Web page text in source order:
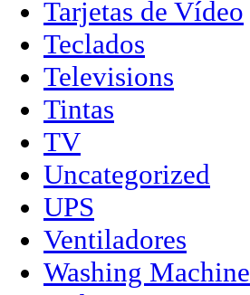
Tarjetas de Vídeo
Teclados
Televisions
Tintas
TV
Uncategorized
UPS
Ventiladores
Washing Machine